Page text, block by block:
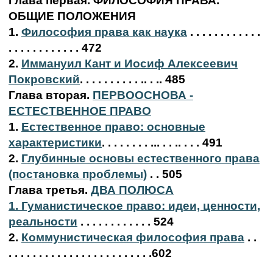
ОБЩИЕ ПОЛОЖЕНИЯ
1. Философия права как наука . . . . . . . . . . . .
. . . . . . . . . . . . 472
2. Иммануил Кант и Иосиф Алексеевич
Покровский. . . . . . . . . . .. . .. 485
Глава вторая. ПЕРВООСНОВА -
ЕСТЕСТВЕННОЕ ПРАВО
1. Естественное право: основные
характеристики. . . . . . . . ... . . .. . . . 491
2. Глубинные основы естественного права
(постановка проблемы) . . 505
Глава третья. ДВА ПОЛЮСА
1. Гуманистическое право: идеи, ценности,
реальности . . . . . . . . . . . . 524
2. Коммунистическая философия права . .
. . . . . . . . . . . . . . . . . . . . . . . .602